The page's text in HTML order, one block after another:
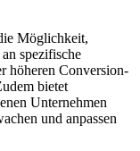
Möglichkeit,
spezifische
h‬öheren Conversion-
bietet
Unternehmen
u‬nd anpassen